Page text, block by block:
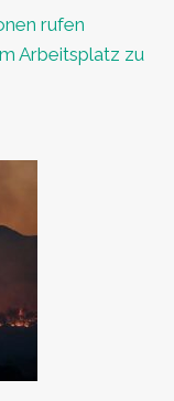
rufen
Arbeitsplatz zu